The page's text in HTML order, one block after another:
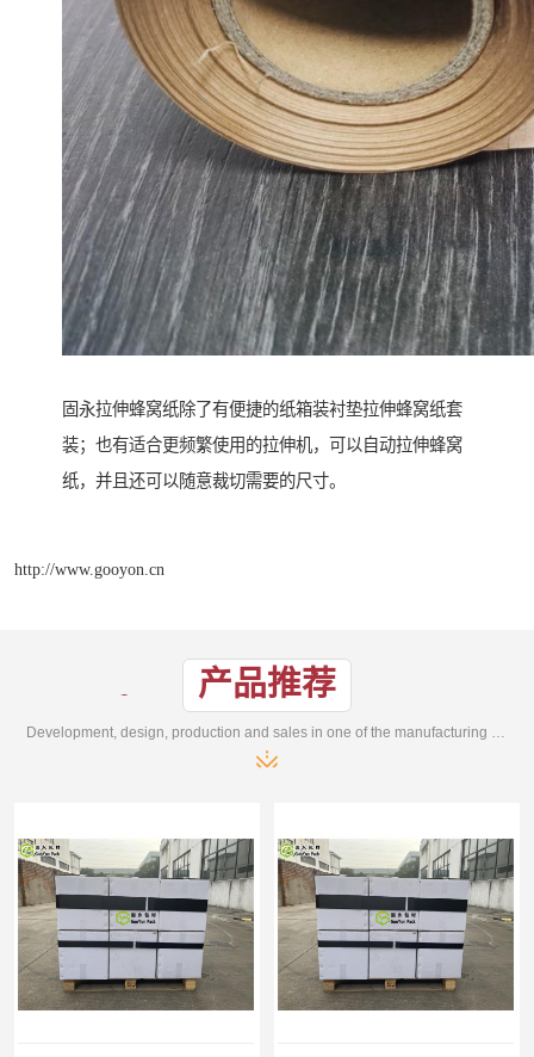
固永拉伸蜂窝纸除了有便捷的纸箱装衬垫拉伸蜂窝纸套
装；也有适合更频繁使用的拉伸机，可以自动拉伸蜂窝
纸，并且还可以随意裁切需要的尺寸。
http://www.gooyon.cn
产品推荐
Development, design, production and sales in one of the manufacturing enterprises